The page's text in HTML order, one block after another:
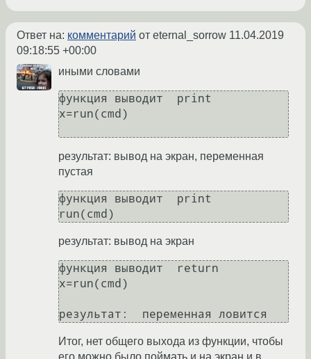
Ответ на: комментарий от eternal_sorrow 11.04.2019
09:18:55 +00:00
иными словами
функция выводит  print
x=run(cmd)
результат: вывод на экран, переменная
пустая
функция выводит  print
результат: вывод на экран
функция выводит  return
x=run(cmd)
Итог, нет общего выхода из функции, чтобы